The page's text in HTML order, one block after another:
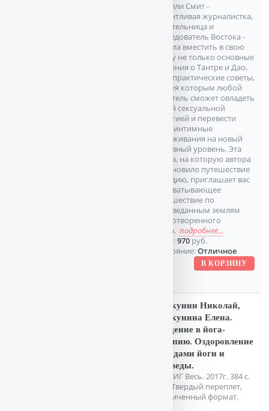
Джилли Смит -
талантливая журналистка,
писательница и
исследователь Востока -
сумела вместить в свою
книгу не только основные
сведения о Тантре и Дао,
но и практические советы,
следуя которым любой
читатель сможет овладеть
своей сексуальной
энергией и перевести
свои интимные
переживания на новый
духовный уровень. Эта
книга, на которую автора
вдохновило путешествие
в Индию, приглашает вас
в захватывающее
путешествие по
неизведанным землям
одухотворенного
секса. подробнее...
Цена:970руб.
Состояние:Отличное
Прокунин Николай,
Прокунина Елена.
Введение в йога-
терапию. Оздоровление
методами йоги и
аюрведы.
СПб. ИГ Весь. 2017г. 384 с.
илл. Твердый переплет,
Увеличенный формат.